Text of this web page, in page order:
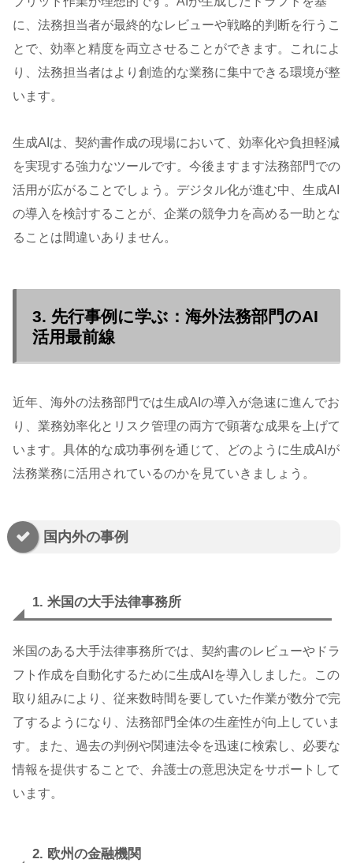
に、法務担当者が最終的なレビューや戦略的判断を行うこ
とで、効率と精度を両立させることができます。これによ
り、法務担当者はより創造的な業務に集中できる環境が整
います。
生成AIは、契約書作成の現場において、効率化や負担軽減
を実現する強力なツールです。今後ますます法務部門での
活用が広がることでしょう。デジタル化が進む中、生成AI
の導入を検討することが、企業の競争力を高める一助とな
ることは間違いありません。
3. 先行事例に学ぶ：海外法務部門のAI
活用最前線
近年、海外の法務部門では生成AIの導入が急速に進んでお
り、業務効率化とリスク管理の両方で顕著な成果を上げて
います。具体的な成功事例を通じて、どのように生成AIが
法務業務に活用されているのかを見ていきましょう。
国内外の事例
1. 米国の大手法律事務所
米国のある大手法律事務所では、契約書のレビューやドラ
フト作成を自動化するために生成AIを導入しました。この
取り組みにより、従来数時間を要していた作業が数分で完
了するようになり、法務部門全体の生産性が向上していま
す。また、過去の判例や関連法令を迅速に検索し、必要な
情報を提供することで、弁護士の意思決定をサポートして
います。
2. 欧州の金融機関